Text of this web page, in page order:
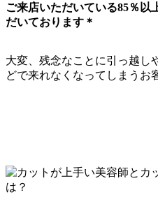
ご来店いただいている85％以
だいております＊
大変、残念なことに引っ越し
どで来れなくなってしまうお